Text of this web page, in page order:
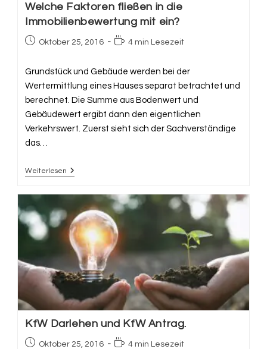
Welche Faktoren fließen in die
Immobilienbewertung mit ein?
BeitragOktober 25, 2016 Lesedauer:
4 min Lesezeit
Grundstück und Gebäude werden bei der
Wertermittlung eines Hauses separat betrachtet und
berechnet. Die Summe aus Bodenwert und
Gebäudewert ergibt dann den eigentlichen
Verkehrswert. Zuerst sieht sich der Sachverständige
das…
Weiterlesen Welche
Immobilienbewertung
Mit
Ein?
KfW Darlehen und KfW Antrag.
BeitragOktober 25, 2016 Lesedauer:
4 min Lesezeit